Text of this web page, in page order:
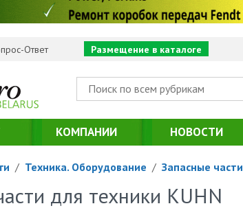
Ответ Размещение в каталоге
КОМПАНИИ НОВОСТИ
/ Техника. Оборудование / Запасные части
для техники KUHN